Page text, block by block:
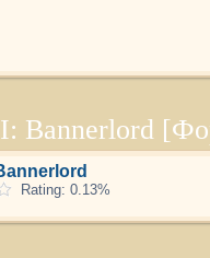
Bannerlord
Rating: 0.13%